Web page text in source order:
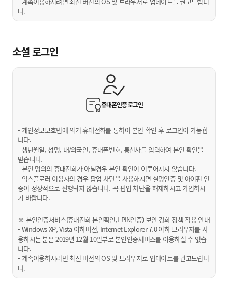
다.
소셜 로그인
휴대폰인증로그인
- 개인정보보호법에 의거 휴대전화를 통하여 본인 확인 후 로그인이 가능합
니다.
- 생년월일, 성명, 내/외국인, 휴대폰번호, 통신사를 입력하여 본인 확인을
받습니다.
- 본인 명의의 휴대전화가 아닐경우 본인 확인이 이루어지지 않습니다.
- 익스플로러 이용자의 경우 팝업 차단을 사용하시면 실명인증 및 아이핀 인
증이 정상적으로 진행되지 않습니다. 꼭 팝업 차단을 해제하시고 가입하시
기 바랍니다.
※ 본인인증서비스(휴대전화 본인확인,I-PIN인증) 보안 강화 정책 적용 안내
- Windows XP, Vista 이하버전, Internet Explorer 7.0 이하 브라우저를 사
용하시는 분은 2019년 12월 10일부로 본인인증서비스를 이용하실 수 없습
니다.
- 계속이용하시려면 최신 버전의 OS 및 브라우저로 업데이트를 권고드립니
다.